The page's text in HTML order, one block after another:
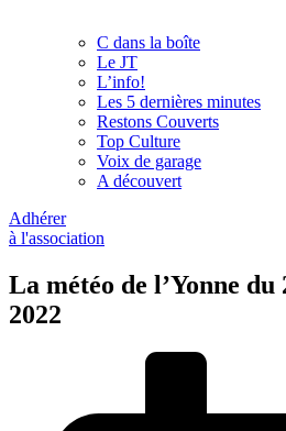
C dans la boîte
Le JT
L’info!
Les 5 dernières minutes
Restons Couverts
Top Culture
Voix de garage
A découvert
Adhérer
à l'association
La météo de l’Yonne
2022